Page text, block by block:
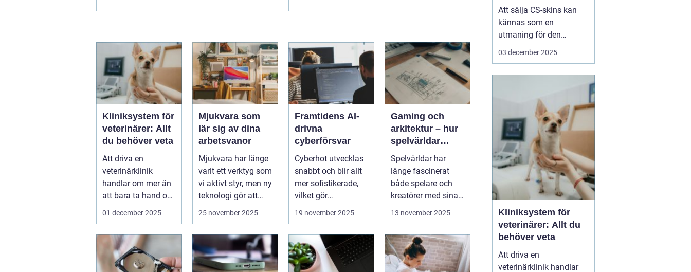
Kliniksystem för
veterinärer: Allt
du behöver veta
Att driva en
veterinärklinik
handlar om mer än
att bara ta hand om
djuren.
01 december 2025
Mjukvara som
lär sig av dina
arbetsvanor
Mjukvara har länge
varit ett verktyg som
vi aktivt styr, men ny
teknologi gör att
program ...
25 november 2025
Framtidens AI-
drivna
cyberförsvar
Cyberhot utvecklas
snabbt och blir allt
mer sofistikerade,
vilket gör
traditionella
19 november 2025
Gaming och
arkitektur – hur
spelvärldar
inspirerar
verklig
stadsplanering
Spelvärldar har
länge fascinerat
både spelare och
kreatörer med sina
detaljerad...
13 november 2025
Att sälja CS-skins kan
kännas som en
utmaning för den
oinvigde, men med rätt
skins, eller Counter-
Strike: Global Offensive
(CS:GO) skins, &...
03 december 2025
Kliniksystem för
veterinärer: Allt du
behöver veta
Att driva en
veterinärklinik handlar